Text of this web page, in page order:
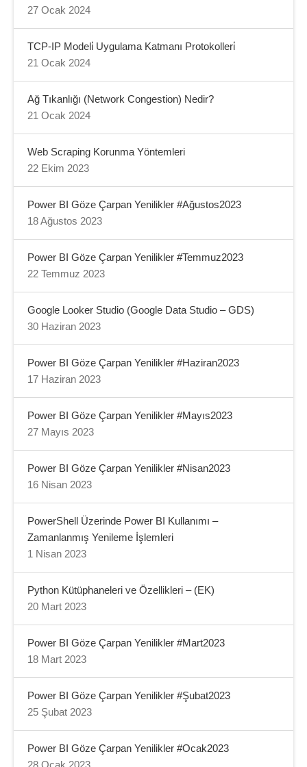
27 Ocak 2024
TCP-IP Modeli̇ Uygulama Katmanı Protokolleri̇
21 Ocak 2024
Ağ Tıkanlığı (Network Congestion) Nedir?
21 Ocak 2024
Web Scraping Korunma Yöntemleri
22 Ekim 2023
Power BI Göze Çarpan Yenilikler #Ağustos2023
18 Ağustos 2023
Power BI Göze Çarpan Yenilikler #Temmuz2023
22 Temmuz 2023
Google Looker Studio (Google Data Studio – GDS)
30 Haziran 2023
Power BI Göze Çarpan Yenilikler #Haziran2023
17 Haziran 2023
Power BI Göze Çarpan Yenilikler #Mayıs2023
27 Mayıs 2023
Power BI Göze Çarpan Yenilikler #Nisan2023
16 Nisan 2023
PowerShell Üzerinde Power BI Kullanımı –
Zamanlanmış Yenileme İşlemleri
1 Nisan 2023
Python Kütüphaneleri ve Özellikleri – (EK)
20 Mart 2023
Power BI Göze Çarpan Yenilikler #Mart2023
18 Mart 2023
Power BI Göze Çarpan Yenilikler #Şubat2023
25 Şubat 2023
Power BI Göze Çarpan Yenilikler #Ocak2023